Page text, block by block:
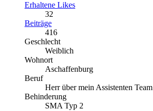
Erhaltene Likes
32
Beiträge
416
Geschlecht
Weiblich
Wohnort
Aschaffenburg
Beruf
Herr über mein Assistenten Team
Behinderung
SMA Typ 2